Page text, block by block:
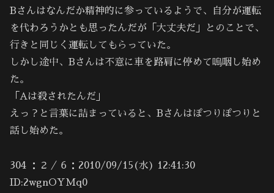
Bさんはなんだか精神的に参っているようで、自分が運転
を代わろうかとも思ったんだが「大丈夫だ」とのことで、
行きと同じく運転してもらっていた。
しかし途中、Bさんは不意に車を路肩に停めて嗚咽し始め
た。
「Aは殺されたんだ」
えっ？と言葉に詰まっていると、Bさんはぽつりぽつりと
話し始めた。
304 ：２／６：2010/09/15(水) 12:41:30
ID:2wgnOYMq0